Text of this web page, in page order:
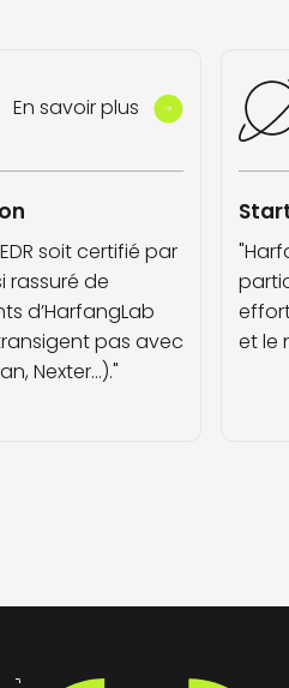
En savoir plus
soit certifié par
rassuré de
d’HarfangLab
pas avec
Nexter...)."
et le